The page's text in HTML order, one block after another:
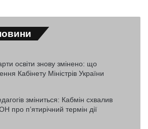
освіти знову змінено: що
Кабінету Міністрів України
зміниться: Кабмін схвалив
про п’ятирічний термін дії